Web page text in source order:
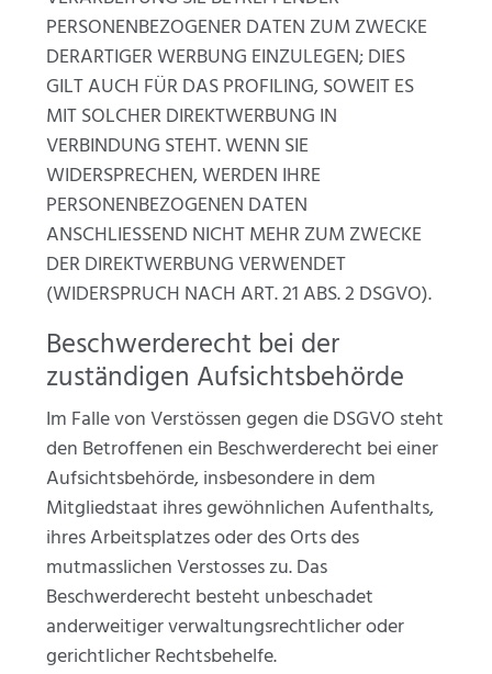
PERSONENBEZOGENER DATEN ZUM ZWECKE
DERARTIGER WERBUNG EINZULEGEN; DIES
GILT AUCH FÜR DAS PROFILING, SOWEIT ES
MIT SOLCHER DIREKTWERBUNG IN
VERBINDUNG STEHT. WENN SIE
WIDERSPRECHEN, WERDEN IHRE
PERSONENBEZOGENEN DATEN
ANSCHLIESSEND NICHT MEHR ZUM ZWECKE
DER DIREKTWERBUNG VERWENDET
(WIDERSPRUCH NACH ART. 21 ABS. 2 DSGVO).
Beschwerderecht bei der
zuständigen Aufsichtsbehörde
Im Falle von Verstössen gegen die DSGVO steht
den Betroffenen ein Beschwerderecht bei einer
Aufsichtsbehörde, insbesondere in dem
Mitgliedstaat ihres gewöhnlichen Aufenthalts,
ihres Arbeitsplatzes oder des Orts des
mutmasslichen Verstosses zu. Das
Beschwerderecht besteht unbeschadet
anderweitiger verwaltungsrechtlicher oder
gerichtlicher Rechtsbehelfe.